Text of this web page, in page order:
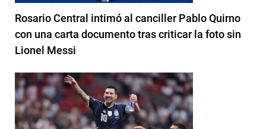
Rosario Central intimó al canciller Pablo Quirno
con una carta documento tras criticar la foto sin
Lionel Messi